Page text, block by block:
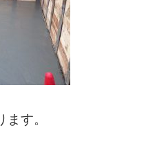
す。